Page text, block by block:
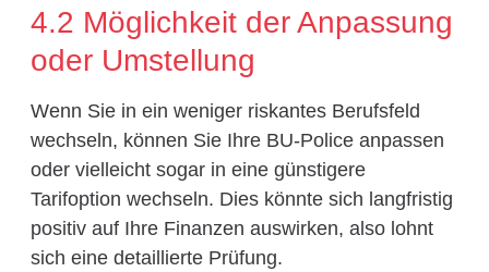
4.2 Möglichkeit der Anpassung
oder Umstellung
Wenn Sie in ein weniger riskantes Berufsfeld
wechseln, können Sie Ihre BU-Police anpassen
oder vielleicht sogar in eine günstigere
Tarifoption wechseln. Dies könnte sich langfristig
positiv auf Ihre Finanzen auswirken, also lohnt
sich eine detaillierte Prüfung.